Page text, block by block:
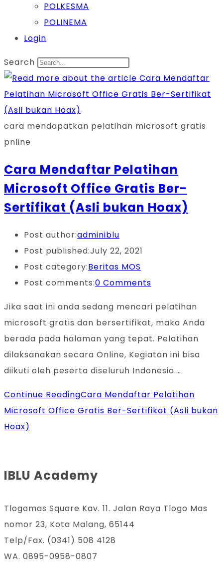
POLKESMA
POLINEMA
Login
Search
cara mendapatkan pelatihan microsoft gratis
pnline
Cara Mendaftar Pelatihan
Microsoft Office Gratis Ber-
Sertifikat (Asli bukan Hoax)
Post author:adminiblu
Post published:July 22, 2021
Post category:Beritas MOS
Post comments:0 Comments
Jika saat ini anda sedang mencari pelatihan
microsoft gratis dan bersertifikat, maka Anda
berada pada halaman yang tepat. Pelatihan
dilaksanakan secara Online, Kegiatan ini bisa
diikuti oleh peserta diseluruh Indonesia.…
Continue ReadingCara Mendaftar Pelatihan
Microsoft Office Gratis Ber-Sertifikat (Asli bukan
Hoax)
IBLU Academy
Tlogomas Square Kav. 11. Jalan Raya Tlogo Mas
nomor 23, Kota Malang, 65144
Telp/Fax. (0341) 508 4128
WA. 0895-0958-0807